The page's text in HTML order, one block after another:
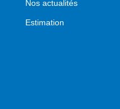
Nos actualités
Estimation